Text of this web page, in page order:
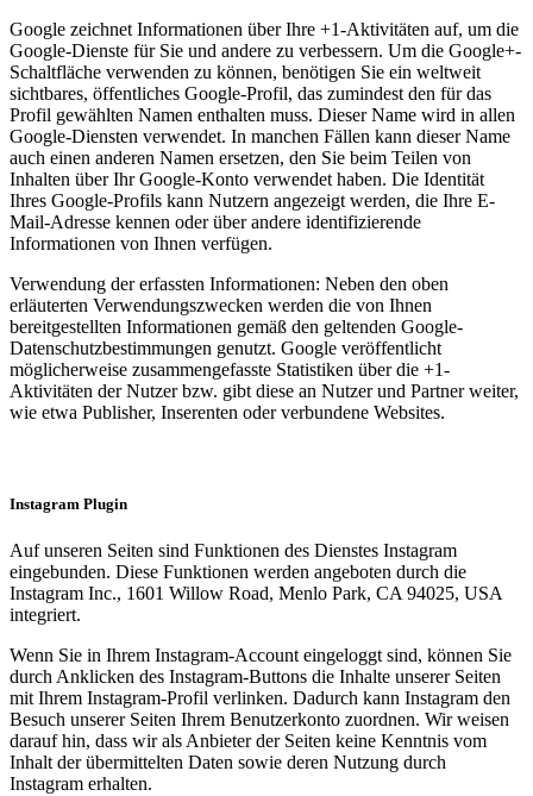
Google zeichnet Informationen über Ihre +1-Aktivitäten auf, um die
Google-Dienste für Sie und andere zu verbessern. Um die Google+-
Schaltfläche verwenden zu können, benötigen Sie ein weltweit
sichtbares, öffentliches Google-Profil, das zumindest den für das
Profil gewählten Namen enthalten muss. Dieser Name wird in allen
Google-Diensten verwendet. In manchen Fällen kann dieser Name
auch einen anderen Namen ersetzen, den Sie beim Teilen von
Inhalten über Ihr Google-Konto verwendet haben. Die Identität
Ihres Google-Profils kann Nutzern angezeigt werden, die Ihre E-
Mail-Adresse kennen oder über andere identifizierende
Informationen von Ihnen verfügen.
Verwendung der erfassten Informationen: Neben den oben
erläuterten Verwendungszwecken werden die von Ihnen
bereitgestellten Informationen gemäß den geltenden Google-
Datenschutzbestimmungen genutzt. Google veröffentlicht
möglicherweise zusammengefasste Statistiken über die +1-
Aktivitäten der Nutzer bzw. gibt diese an Nutzer und Partner weiter,
wie etwa Publisher, Inserenten oder verbundene Websites.
Instagram Plugin
Auf unseren Seiten sind Funktionen des Dienstes Instagram
eingebunden. Diese Funktionen werden angeboten durch die
Instagram Inc., 1601 Willow Road, Menlo Park, CA 94025, USA
integriert.
Wenn Sie in Ihrem Instagram-Account eingeloggt sind, können Sie
durch Anklicken des Instagram-Buttons die Inhalte unserer Seiten
mit Ihrem Instagram-Profil verlinken. Dadurch kann Instagram den
Besuch unserer Seiten Ihrem Benutzerkonto zuordnen. Wir weisen
darauf hin, dass wir als Anbieter der Seiten keine Kenntnis vom
Inhalt der übermittelten Daten sowie deren Nutzung durch
Instagram erhalten.